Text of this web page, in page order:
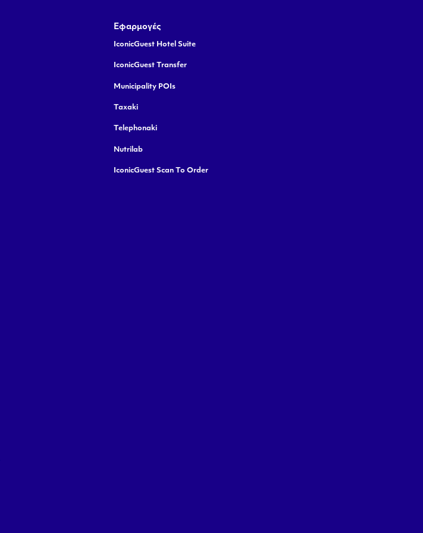
Εφαρμογές
IconicGuest Hotel Suite
IconicGuest Transfer
Municipality POIs
Taxaki
Telephonaki
Nutrilab
IconicGuest Scan To Order